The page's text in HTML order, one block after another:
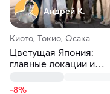
Андрей К.
Киото, Токио, Осака
Цветущая Япония:
главные локации и
-8%